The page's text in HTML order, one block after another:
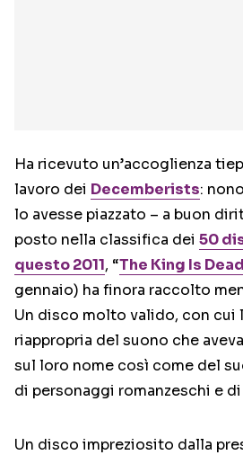
Ha ricevuto un’accoglienza
lavoro dei Decemberists:
lo avesse piazzato – a buon
posto nella classifica dei 50
questo 2011, “The King Is Dead
gennaio) ha finora raccolto
Un disco molto valido, con cui
riappropria del suono che
sul loro nome così come del
di personaggi romanzeschi e
Un disco impreziosito dalla